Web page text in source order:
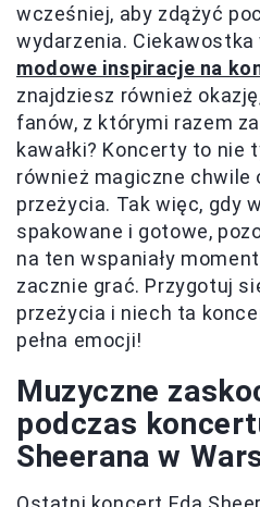
wcześniej, aby zdążyć
wydarzenia.
modowe inspiracje na
znajdziesz również
fanów, z którymi razem
kawałki? Koncerty to nie
również magiczne chwile
przeżycia. Tak więc, gdy
spakowane i gotowe,
na ten wspaniały
zacznie grać. Przygotuj
przeżycia i niech ta
pełna emocji!
Muzyczne
podczas
Sheerana w